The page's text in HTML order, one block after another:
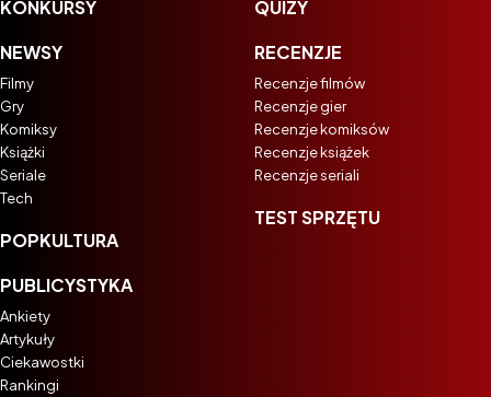
KONKURSY
NEWSY
Filmy
Gry
Komiksy
Książki
Seriale
Tech
POPKULTURA
PUBLICYSTYKA
Ankiety
Artykuły
Ciekawostki
Rankingi
QUIZY
RECENZJE
Recenzje filmów
Recenzje gier
Recenzje komiksów
Recenzje książek
Recenzje seriali
TEST SPRZĘTU